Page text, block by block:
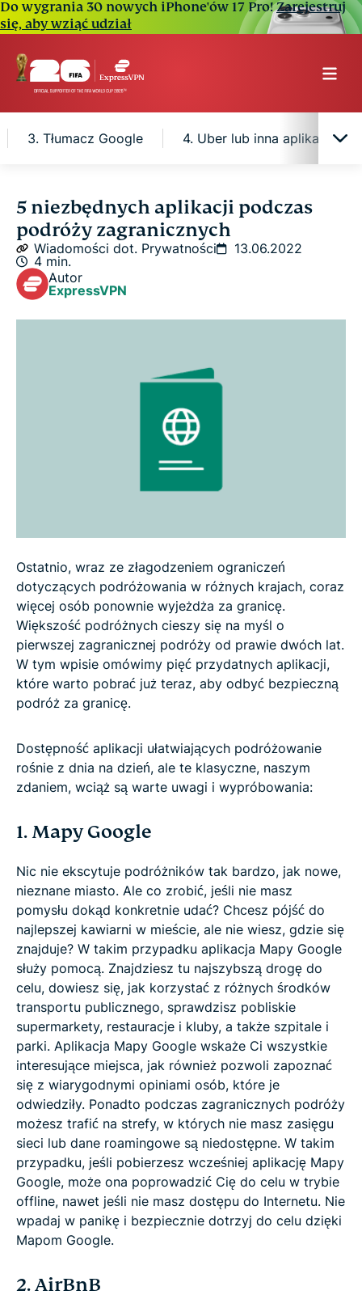
Do wygrania 30 nowych iPhone'ów 17 Pro!Zarejestruj
się, aby wziąć udział
3. Tłumacz Google 4. Uber lub inna aplikacja
1. Mapy Google
2. AirBnB
3. Tłumacz Google
5 niezbędnych aplikacji podczas
podróży zagranicznych
Wiadomości dot. Prywatności
13.06.2022
4 min.
Autor
ExpressVPN
Ostatnio, wraz ze złagodzeniem ograniczeń
dotyczących podróżowania w różnych krajach, coraz
więcej osób ponownie wyjeżdża za granicę.
Większość podróżnych cieszy się na myśl o
pierwszej zagranicznej podróży od prawie dwóch lat.
W tym wpisie omówimy pięć przydatnych aplikacji,
które warto pobrać już teraz, aby odbyć bezpieczną
podróż za granicę.
Dostępność aplikacji ułatwiających podróżowanie
rośnie z dnia na dzień, ale te klasyczne, naszym
zdaniem, wciąż są warte uwagi i wypróbowania:
1. Mapy Google
Nic nie ekscytuje podróżników tak bardzo, jak nowe,
nieznane miasto. Ale co zrobić, jeśli nie masz
pomysłu dokąd konkretnie udać? Chcesz pójść do
najlepszej kawiarni w mieście, ale nie wiesz, gdzie się
znajduje? W takim przypadku aplikacja Mapy Google
służy pomocą. Znajdziesz tu najszybszą drogę do
celu, dowiesz się, jak korzystać z różnych środków
transportu publicznego, sprawdzisz pobliskie
supermarkety, restauracje i kluby, a także szpitale i
parki. Aplikacja Mapy Google wskaże Ci wszystkie
interesujące miejsca, jak również pozwoli zapoznać
się z wiarygodnymi opiniami osób, które je
odwiedziły. Ponadto podczas zagranicznych podróży
możesz trafić na strefy, w których nie masz zasięgu
sieci lub dane roamingowe są niedostępne. W takim
przypadku, jeśli pobierzesz wcześniej aplikację Mapy
Google, może ona poprowadzić Cię do celu w trybie
offline, nawet jeśli nie masz dostępu do Internetu. Nie
wpadaj w panikę i bezpiecznie dotrzyj do celu dzięki
Mapom Google.
2. AirBnB